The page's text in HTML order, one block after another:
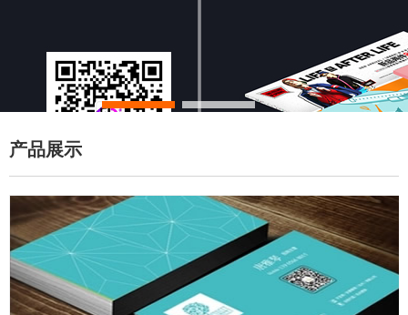
新闻动态
关于我们
产品展示